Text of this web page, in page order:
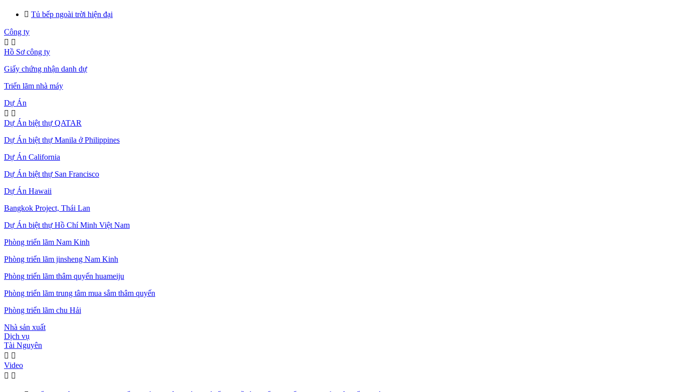
 Tủ bếp ngoài trời hiện đại
Công ty
 
Hồ Sơ công ty
Giấy chứng nhận danh dự
Triển lãm nhà máy
Dự Án
 
Dự Án biệt thự QATAR
Dự Án biệt thự Manila ở Philippines
Dự Án California
Dự Án biệt thự San Francisco
Dự Án Hawaii
Bangkok Project, Thái Lan
Dự Án biệt thự Hồ Chí Minh Việt Nam
Phòng triển lãm Nam Kinh
Phòng triển lãm jinsheng Nam Kinh
Phòng triển lãm thâm quyến huameiju
Phòng triển lãm trung tâm mua sắm thâm quyến
Phòng triển lãm chu Hải
Nhà sản xuất
Dịch vụ
Tài Nguyên
 
Video
 